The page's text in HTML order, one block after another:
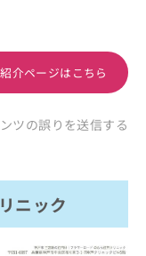
介ページはこちら
ツの誤りを送信する
ニック